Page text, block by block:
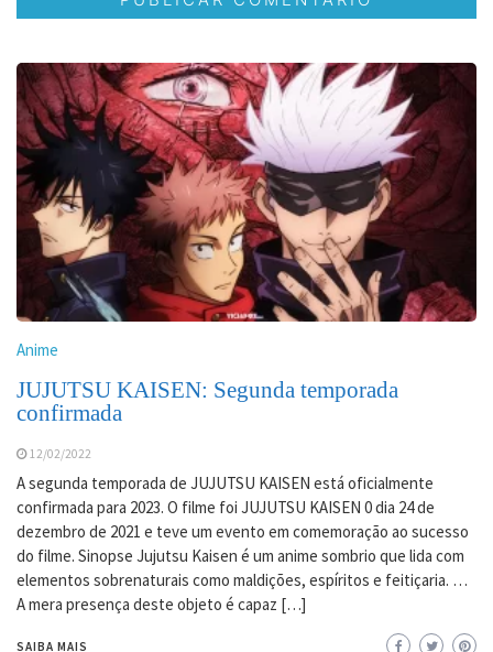
Anime
JUJUTSU KAISEN: Segunda temporada
confirmada
12/02/2022
A segunda temporada de JUJUTSU KAISEN está oficialmente
confirmada para 2023. O filme foi JUJUTSU KAISEN 0 dia 24 de
dezembro de 2021 e teve um evento em comemoração ao sucesso
do filme. Sinopse Jujutsu Kaisen é um anime sombrio que lida com
elementos sobrenaturais como maldições, espíritos e feitiçaria. …
A mera presença deste objeto é capaz […]
SAIBA MAIS